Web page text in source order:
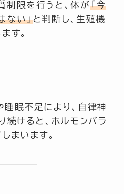
制限を行うと、体が「今
ない」と判断し、生殖機
す。
眠不足により、自律神
続けると、ホルモンバラ
まいます。